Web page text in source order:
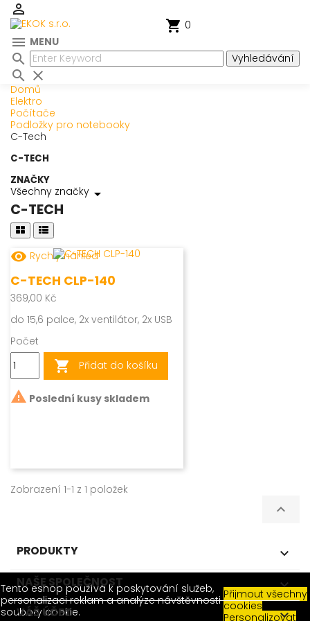
Tento eshop používá k poskytování služeb,
personalizaci reklam a analýze návštěvnosti
soubory cookie.
Přijmout všechny
cookies
Personalizovat

shopping_cart 0
 MENU
 Vyhledávání
 close
Domů
Elektro
Počítače
Podložky pro notebooky
C-Tech
C-TECH
ZNAČKY
Všechny značky arrow_drop_down
C-TECH
remove_red_eye Rychlý náhled
C-TECH CLP-140
369,00 Kč
do 15,6 palce, 2x ventilátor, 2x USB
Počet
 Přidat do košíku
 Poslední kusy skladem
Zobrazení 1-1 z 1 položek

PRODUKTY 
NAŠE SPOLEČNOST 
VÁŠ ÚČET 